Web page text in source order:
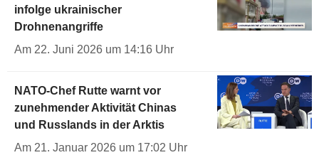
infolge ukrainischer
Drohnenangriffe
Am 22. Juni 2026 um 14:16 Uhr
NATO-Chef Rutte warnt vor
zunehmender Aktivität Chinas
und Russlands in der Arktis
Am 21. Januar 2026 um 17:02 Uhr